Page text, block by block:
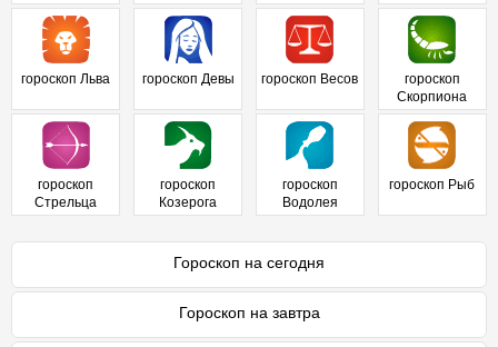
гороскоп Льва гороскоп Девы гороскоп Весов
гороскоп
Скорпиона
гороскоп
Стрельца
гороскоп
Козерога
гороскоп
Водолея
гороскоп Рыб
Гороскоп на сегодня
Гороскоп на завтра